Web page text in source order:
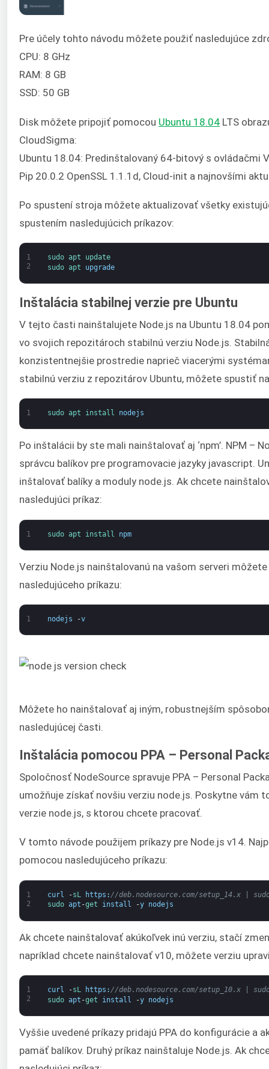
Pre účely tohto návodu môžete použiť nasledujúce
CPU: 8 GHz
RAM: 8 GB
SSD: 50 GB
Disk môžete pripojiť pomocou Ubuntu 18.04 LTS
CloudSigma:
Ubuntu 18.04: Predinštalovaný 64-bitový s ovládačmi
Pip 20.0.2 OpenSSL 1.1.1d, Cloud-init a najnovšími
Po spustení stroja môžete aktualizovať všetky
spustením nasledujúcich príkazov:
1
2
sudo apt
update
sudo apt upgrade
Inštalácia stabilnej verzie pre Ubuntu
V tejto časti nainštalujete Node.js na Ubuntu 18.04
vo svojich repozitároch stabilnú verziu Node.js.
konzistentnejšie prostredie naprieč viacerými
stabilnú verziu z repozitárov Ubuntu, môžete spustiť
1 sudo apt install nodejs
Po inštalácii by ste mali nainštalovať aj ‘npm’. NPM –
správcu balíkov pre programovacie jazyky javascript.
inštalovať balíky a moduly node.js. Ak chcete
nasledujúci príkaz:
1 sudo apt install npm
Verziu Node.js nainštalovanú na vašom serveri
nasledujúceho príkazu:
1 nodejs -v
Môžete ho nainštalovať aj iným, robustnejším
nasledujúcej časti.
Inštalácia pomocou PPA – Personal
Spoločnosť NodeSource spravuje PPA – Personal
umožňuje získať novšiu verziu node.js. Poskytne vám
verzie node.js, s ktorou chcete pracovať.
V tomto návode použijem príkazy pre Node.js v14.
pomocou nasledujúceho príkazu:
1
2
curl -sL https : //deb.nodesource.com/setup_14.x |
sudo apt -get install -y nodejs
Ak chcete nainštalovať akúkoľvek inú verziu, stačí
napríklad chcete nainštalovať v10, môžete verziu
1
2
curl -sL https : //deb.nodesource.com/setup_10.x |
sudo apt -get install -y nodejs
Vyššie uvedené príkazy pridajú PPA do konfigurácie a
pamäť balíkov. Druhý príkaz nainštaluje Node.js. Ak